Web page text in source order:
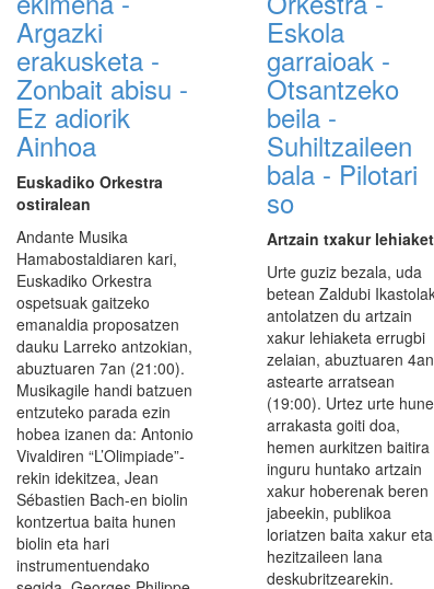
Argazki
erakusketa -
Zonbait abisu -
Ez adiorik
Ainhoa
Euskadiko Orkestra
ostiralean
Andante Musika
Hamabostaldiaren kari,
Euskadiko Orkestra
ospetsuak gaitzeko
emanaldia proposatzen
dauku Larreko antzokian,
abuztuaren 7an (21:00).
Musikagile handi batzuen
entzuteko parada ezin
hobea izanen da: Antonio
Vivaldiren “L’Olimpiade”-
rekin idekitzea, Jean
Sébastien Bach-en biolin
kontzertua baita hunen
biolin eta hari
instrumentuendako
Eskola
garraioak -
Otsantzeko
beila -
Suhiltzaileen
bala - Pilotari
so
Artzain txakur
Urte guziz bezala, uda
betean Zaldubi
antolatzen du artzain
xakur lehiaketa errugbi
zelaian, abuztuaren 4an
astearte arratsean
(19:00). Urtez urte
arrakasta goiti doa,
hemen aurkitzen baitira
inguru huntako artzain
xakur hoberenak beren
jabeekin, publikoa
loriatzen baita xakur eta
hezitzaileen lana
deskubritzearekin.